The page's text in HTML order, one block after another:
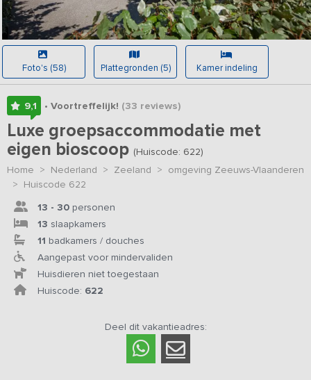
Foto's (58) Plattegronden (5) Kamer indeling
9,1 • Voortreffelijk! (33 reviews)
Luxe groepsaccommodatie met
eigen bioscoop (Huiscode: 622)
Home > Nederland > Zeeland > omgeving Zeeuws-Vlaanderen
> Huiscode 622
13 - 30 personen
13 slaapkamers
11 badkamers / douches
Aangepast voor mindervaliden
Huisdieren niet toegestaan
Huiscode: 622
Deel dit vakantieadres: